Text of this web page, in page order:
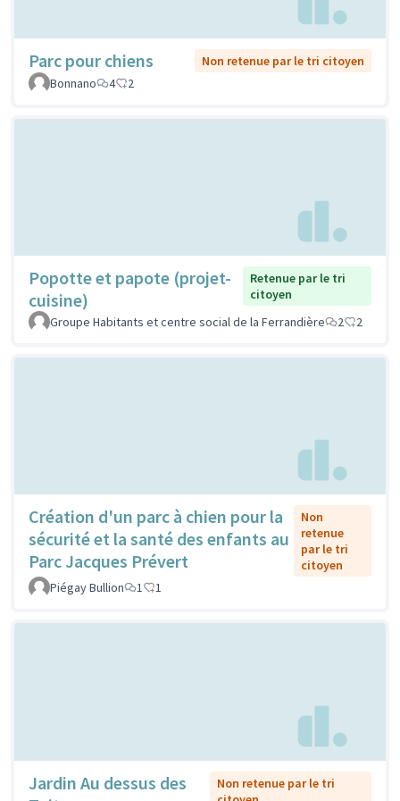
Parc pour chiens
Non retenue par le tri citoyen
Bonnano
4 2
Popotte et papote (projet-
cuisine)
Retenue par le tri
citoyen
Groupe Habitants et centre social de la Ferrandière
2 2
Création d'un parc à chien pour la
sécurité et la santé des enfants au
Parc Jacques Prévert
Non
retenue
par le tri
citoyen
Piégay Bullion
1 1
Jardin Au dessus des
Non retenue par le tri